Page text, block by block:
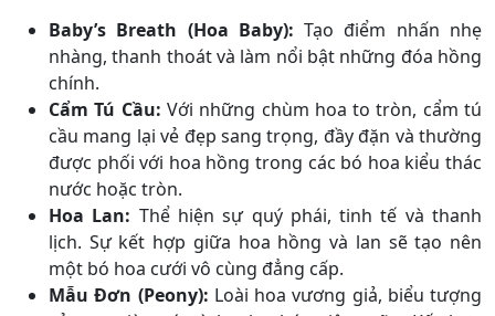
Baby’s Breath (Hoa Baby): Tạo điểm nhấn nhẹ
nhàng, thanh thoát và làm nổi bật những đóa hồng
chính.
Cẩm Tú Cầu: Với những chùm hoa to tròn, cẩm tú
cầu mang lại vẻ đẹp sang trọng, đầy đặn và thường
được phối với hoa hồng trong các bó hoa kiểu thác
nước hoặc tròn.
Hoa Lan: Thể hiện sự quý phái, tinh tế và thanh
lịch. Sự kết hợp giữa hoa hồng và lan sẽ tạo nên
một bó hoa cưới vô cùng đẳng cấp.
Mẫu Đơn (Peony): Loài hoa vương giả, biểu tượng